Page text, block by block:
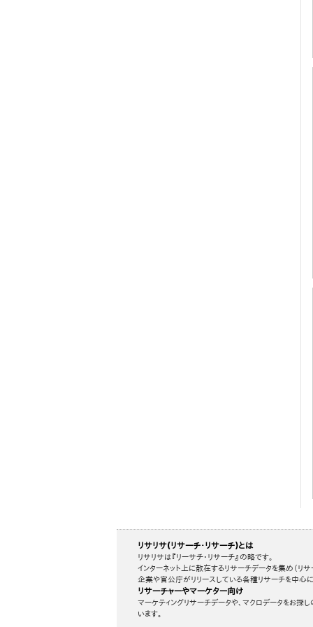
リサリサ(リサーチ・リサーチ)とは
リサリサは『リーサチ・リサーチ』の略です。
インターネット上に散在するリサーチデータを集め（リ
企業や官公庁がリリースしている各種リサーチを中心
リサーチャーやマーケター向け
マーケティングリサーチデータや、マクロデータをお探
います。